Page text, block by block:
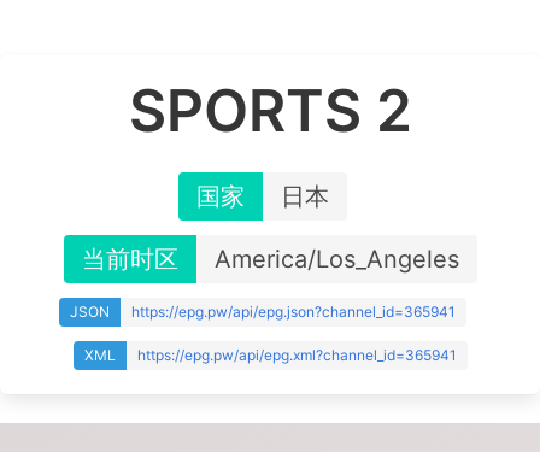
SPORTS 2
国家 日本
当前时区 America/Los_Angeles
JSON https://epg.pw/api/epg.json?channel_id=365941
XML https://epg.pw/api/epg.xml?channel_id=365941